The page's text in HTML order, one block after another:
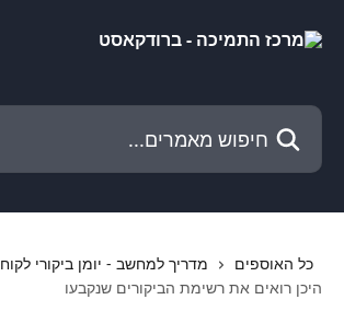
חיפוש מאמרים...
כל האוספים
מדריך למחשב - יומן ביקורי לקוח
היכן רואים את רשימת הביקורים שנקבעו